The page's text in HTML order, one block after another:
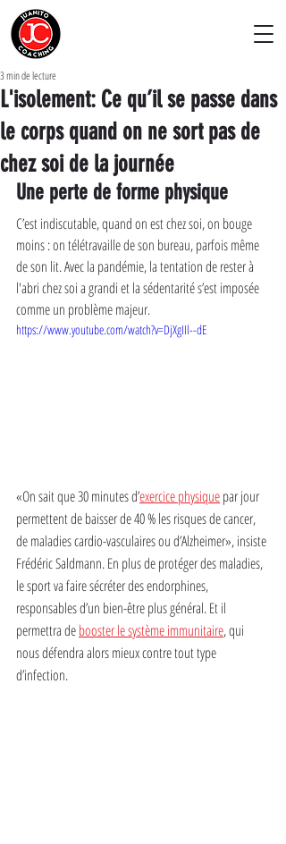
L'isolement: Ce qu’il se passe dans
le corps quand on ne sort pas de
chez soi de la journée
3 min de lecture
Une perte de forme physique
C’est indiscutable, quand on est chez soi, on bouge
moins : on télétravaille de son bureau, parfois même
de son lit. Avec la pandémie, la tentation de rester à
l'abri chez soi a grandi et la sédentarité s’est imposée
comme un problème majeur.
https://www.youtube.com/watch?v=DjXgIIl--dE
«On sait que 30 minutes d’exercice physique par jour
permettent de baisser de 40 % les risques de cancer,
de maladies cardio-vasculaires ou d’Alzheimer», insiste
Frédéric Saldmann. En plus de protéger des maladies,
le sport va faire sécréter des endorphines,
responsables d’un bien-être plus général. Et il
permettra de booster le système immunitaire, qui
nous défendra alors mieux contre tout type
d’infection.